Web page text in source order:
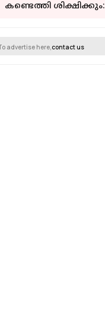
കണ്ടെത്തി ശിക്ഷിക്കും:
advertise here, contact us